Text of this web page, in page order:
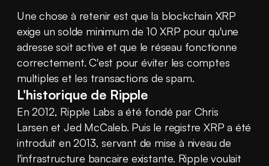
Une chose à retenir est que la blockchain XRP
exige un solde minimum de 10 XRP pour qu'une
adresse soit active et que le réseau fonctionne
correctement. C'est pour éviter les comptes
multiples et les transactions de spam.
L'historique de Ripple
En 2012, Ripple Labs a été fondé par Chris
Larsen et Jed McCaleb. Puis le registre XRP a été
introduit en 2013, servant de mise à niveau de
l'infrastructure bancaire existante. Ripple voulait